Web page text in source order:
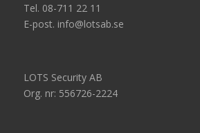
Tel. 08-711 22 11
E-post. info@lotsab.se
LOTS Security AB
Org. nr: 556726-2224